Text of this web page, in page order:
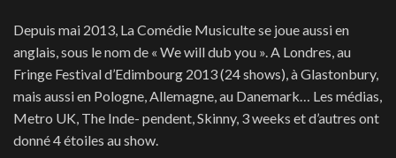
Depuis mai 2013, La Comédie Musiculte se joue aussi en
anglais, sous le nom de « We will dub you ». A Londres, au
Fringe Festival d’Edimbourg 2013 (24 shows), à Glastonbury,
mais aussi en Pologne, Allemagne, au Danemark… Les médias,
Metro UK, The Inde- pendent, Skinny, 3 weeks et d’autres ont
donné 4 étoiles au show.